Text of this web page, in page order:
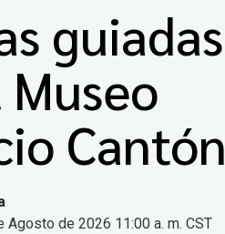
guiadas
Cantón
Agosto de 2026 11:00 a. m. CST